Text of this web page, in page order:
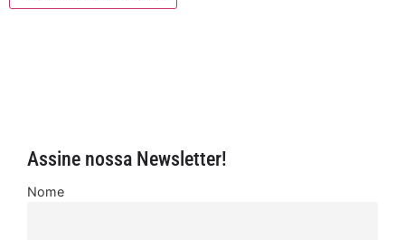
Assine nossa Newsletter!
Nome